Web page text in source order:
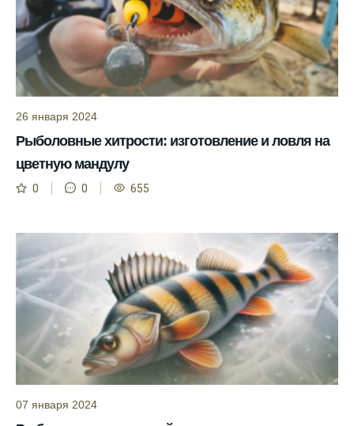
Я скачал приложение и теперь всегда
знаю, когда клюет рыба.
Рыболовный клуб для любителей активной
ловли предоставляет точные прогнозы
клева.
Учитывайте фазы луны при планировании
рыбалки и проверяйте прогноз клева.
Находитесь в Московской области? Это
прекрасное место для рыбалки, и прогноз
Прогноз клева учитывает разные факторы,
и это делает его надежным.
Я всегда учитываю фазы луны и погодные
условия при выборе дня для рыбалки.
Прогноз клева учитывает фазы луны и
изменения температуры воды для более
точных результатов.
Благодаря точному прогнозу, я смог
26 января 2024
Рыболовные хитрости: изготовление и ловля на
цветную мандулу
0 0 655
07 января 2024